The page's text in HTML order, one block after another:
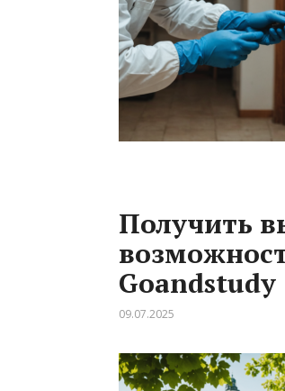
Получить
Goandstudy
09.07.2025